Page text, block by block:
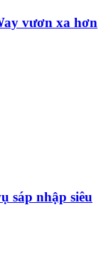
vươn xa hơn
sáp nhập siêu